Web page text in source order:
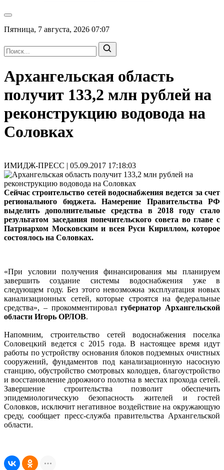
Пятница, 7 августа, 2026 07:07
Архангельская область
получит 133,2 млн рублей на
реконструкцию водовода на
Соловках
ИМИДЖ-ПРЕСС | 05.09.2017 17:18:03
Сейчас строительство сетей водоснабжения ведется за счет
регионального бюджета. Намерение Правительства РФ
выделить дополнительные средства в 2018 году стало
результатом заседания попечительского совета во главе с
Патриархом Московским и всея Руси Кириллом, которое
состоялось на Соловках.
«При условии получения финансирования мы планируем
завершить создание системы водоснабжения уже в
следующем году. Без этого невозможна эксплуатация новых
канализационных сетей, которые строятся на федеральные
средства», – прокомментировалгубернатор Архангельской
области Игорь ОРЛОВ.
Напомним, строительство сетей водоснабжения поселка
Соловецкий ведется с 2015 года. В настоящее время идут
работы по устройству основания блоков подземных очистных
сооружений, фундаментов под канализационную насосную
станцию, обустройство смотровых колодцев, благоустройство
и восстановление дорожного полотна в местах прохода сетей.
Завершение строительства позволит обеспечить
эпидемиологическую безопасность жителей и гостей
Соловков, исключит негативное воздействие на окружающую
среду, сообщает пресс-служба правительства Архангельской
области.